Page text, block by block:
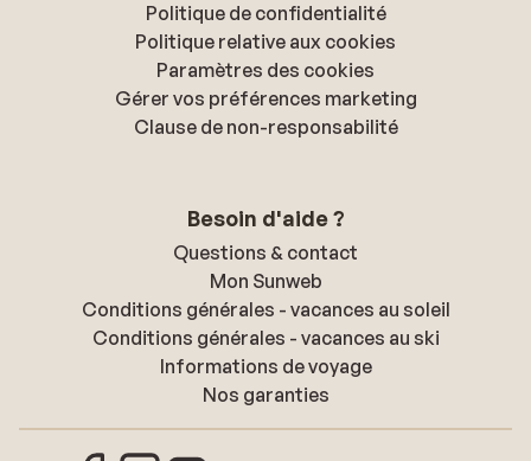
Politique de confidentialité
Politique relative aux cookies
Paramètres des cookies
Gérer vos préférences marketing
Clause de non-responsabilité
Besoin d'aide ?
Questions & contact
Mon Sunweb
Conditions générales - vacances au soleil
Conditions générales - vacances au ski
Informations de voyage
Nos garanties